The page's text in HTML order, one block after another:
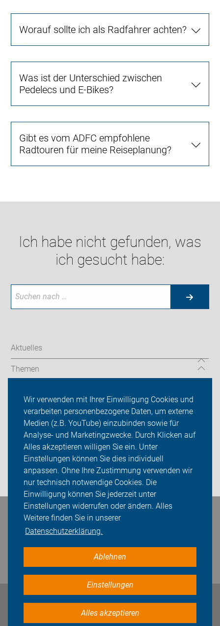
Wir verwenden mit Ihrer Einwilligung Cookies und
verarbeiten personenbezogene Daten, um externe
Medien (z.B. YouTube) einzubinden sowie für
Analyse- und Marketingzwecke. Durch Klicken auf
Alles akzeptieren willigen Sie ein. Unter
Einstellungen können Sie dies individuell
anpassen. Ohne Ihre Zustimmung verwenden wir
nur technisch notwendige Cookies. Die
Einwilligung können Sie jederzeit unter
Einstellungen widerrufen oder ändern. Alles
Weitere finden Sie in unserer
Datenschutzerklärung.
Ablehnen
Einstellungen
Alles akzeptieren
Worauf sollte ich als Radfahrer achten?
Was ist der Unterschied zwischen
Pedelecs und E-Bikes?
Gibt es vom ADFC empfohlene
Radtouren für meine Reiseplanung?
Ich habe nicht gefunden, was
ich gesucht habe:
Aktuelles
Themen
Über uns
Sei dabei
Presse
Login
Bleiben Sie in Kontakt